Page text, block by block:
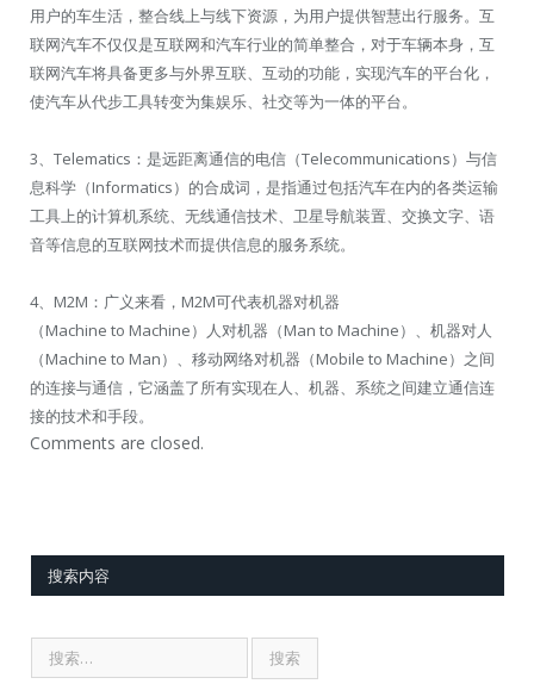
用户的车生活，整合线上与线下资源，为用户提供智慧出行服务。互
联网汽车不仅仅是互联网和汽车行业的简单整合，对于车辆本身，互
联网汽车将具备更多与外界互联、互动的功能，实现汽车的平台化，
使汽车从代步工具转变为集娱乐、社交等为一体的平台。
3、Telematics：是远距离通信的电信（Telecommunications）与信
息科学（Informatics）的合成词，是指通过包括汽车在内的各类运输
工具上的计算机系统、无线通信技术、卫星导航装置、交换文字、语
音等信息的互联网技术而提供信息的服务系统。
4、M2M：广义来看，M2M可代表机器对机器
（Machine to Machine）人对机器（Man to Machine）、机器对人
（Machine to Man）、移动网络对机器（Mobile to Machine）之间
的连接与通信，它涵盖了所有实现在人、机器、系统之间建立通信连
接的技术和手段。
Comments are closed.
搜索内容